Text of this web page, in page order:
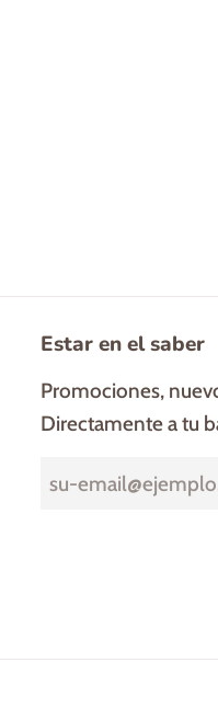
Estar en el saber
Promociones,
Directamente a tu